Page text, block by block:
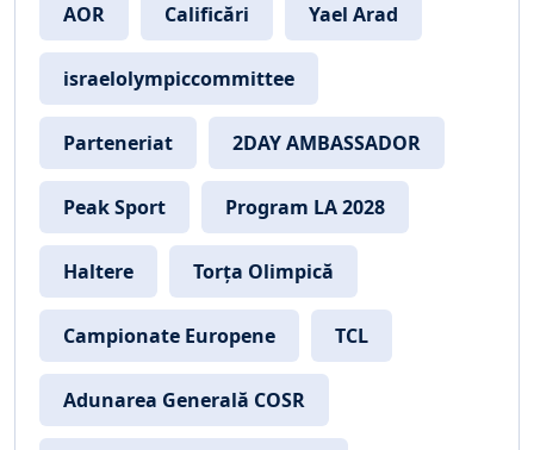
AOR Calificări Yael Arad
israelolympiccommittee
Parteneriat 2DAY AMBASSADOR
Peak Sport Program LA 2028
Haltere Torța Olimpică
Campionate Europene TCL
Adunarea Generală COSR